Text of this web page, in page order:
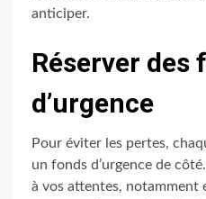
anticiper.
Réserver des
d’urgence
Pour éviter les pertes,
un fonds d’urgence de
à vos attentes, notamment